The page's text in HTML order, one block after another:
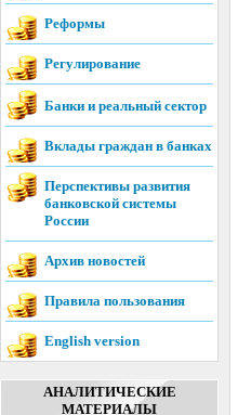
Реформы
Регулирование
Банки и реальный сектор
Вклады граждан в банках
Перспективы развития
банковской системы
России
Архив новостей
Правила пользования
English version
АНАЛИТИЧЕСКИЕ
МАТЕРИАЛЫ